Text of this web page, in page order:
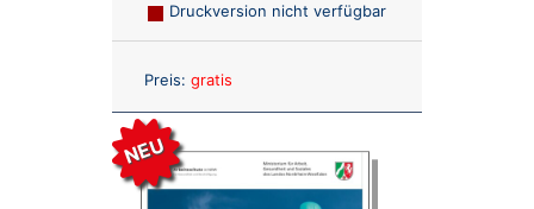
NEU
Druckversion nicht verfügbar
Preis: gratis
NEU